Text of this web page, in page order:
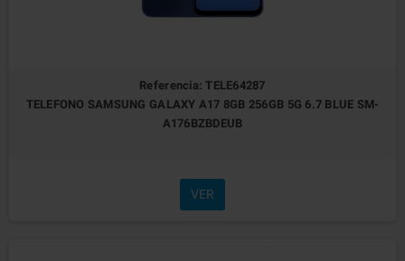
Referencia: TELE64287
TELEFONO SAMSUNG GALAXY A17 8GB 256GB 5G 6.7 BLUE SM-
A176BZBDEUB
VER